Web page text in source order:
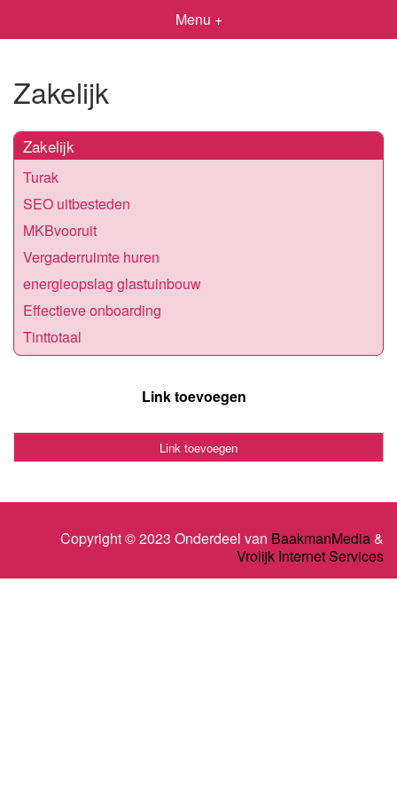
Menu +
Zakelijk
Zakelijk
Turak
SEO uitbesteden
MKBvooruit
Vergaderruimte huren
energieopslag glastuinbouw
Effectieve onboarding
Tinttotaal
Link toevoegen
Link toevoegen
Copyright © 2023 Onderdeel van BaakmanMedia&
Vrolijk Internet Services